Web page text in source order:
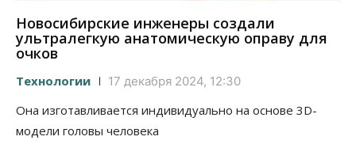
Новосибирские инженеры создали
ультралегкую анатомическую оправу для
очков
Технологии 17 декабря 2024, 12:30
Она изготавливается индивидуально на основе 3D-
модели головы человека